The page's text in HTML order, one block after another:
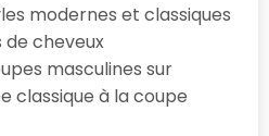
modernes et classiques
cheveux
masculines sur
classique à la coupe